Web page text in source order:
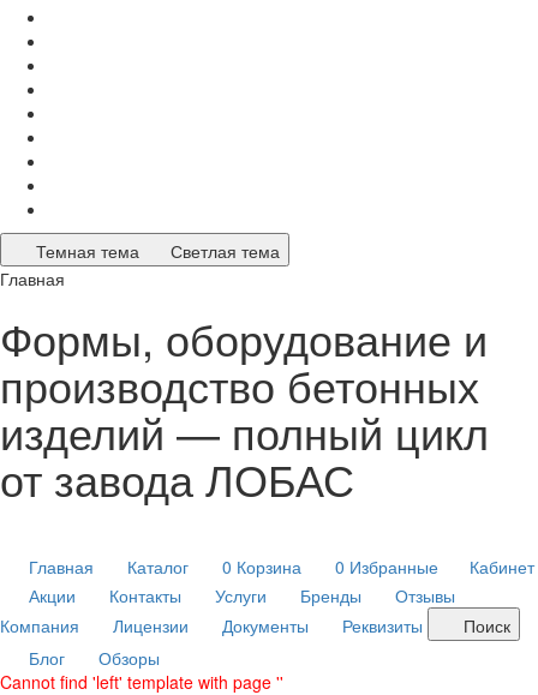
Темная тема
Светлая тема
Главная
Формы, оборудование и
производство бетонных
изделий — полный цикл
от завода ЛОБАС
Главная Каталог 0 Корзина 0 Избранные
Кабинет
Акции
Контакты Услуги Бренды
Отзывы
Компания
Лицензии Документы Реквизиты
Поиск
Блог
Обзоры
Cannot find 'left' template with page ''